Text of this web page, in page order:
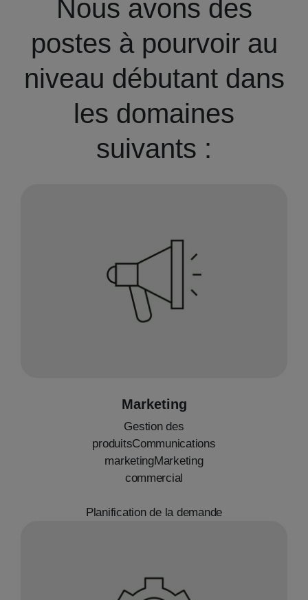
Nous avons des
postes à pourvoir au
niveau débutant dans
les domaines
suivants :
Marketing
Gestion des
produitsCommunications
marketingMarketing
commercial
Planification de la demande